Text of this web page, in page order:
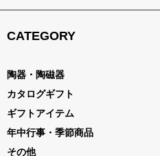
CATEGORY
陶器・陶磁器
カタログギフト
ギフトアイテム
年中行事・季節商品
その他